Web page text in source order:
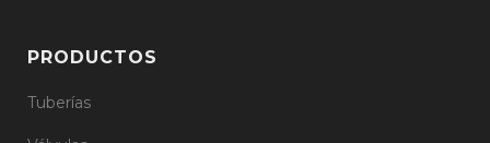
PRODUCTOS
Tuberías